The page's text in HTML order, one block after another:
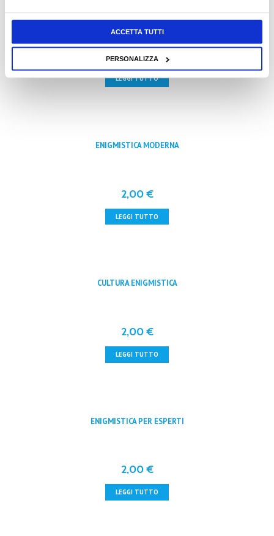
ACCETTA TUTTI
PERSONALIZZA
1,80€
LEGGI TUTTO
ENIGMISTICA MODERNA
2,00€
LEGGI TUTTO
CULTURA ENIGMISTICA
2,00€
LEGGI TUTTO
ENIGMISTICA PER ESPERTI
2,00€
LEGGI TUTTO